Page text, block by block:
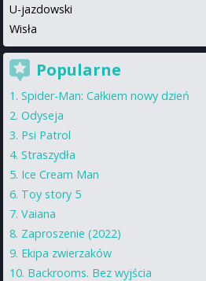
U-jazdowski
Wisła
Popularne
Spider-Man: Całkiem nowy dzień
Odyseja
Psi Patrol
Straszydła
Ice Cream Man
Toy story 5
Vaiana
Zaproszenie (2022)
Ekipa zwierzaków
Backrooms. Bez wyjścia